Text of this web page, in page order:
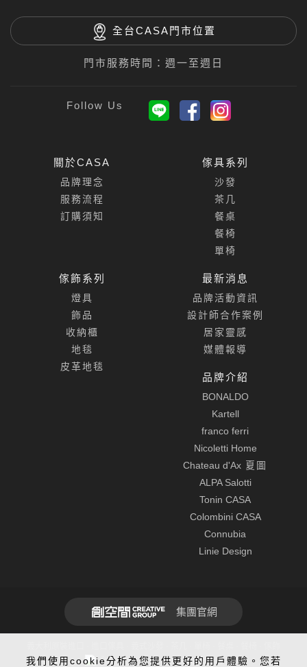
我們使用cookie分析為您提供更好的用戶體驗。您若
全台CASA門市位置
門市服務時間：週一至週日
關於CASA
品牌理念
服務流程
訂購須知
傢具系列
沙發
茶几
餐桌
餐椅
單椅
傢飾系列
燈具
飾品
收納櫃
地毯
皮革地毯
最新消息
品牌活動資訊
設計師合作案例
居家靈感
媒體報導
品牌介紹
BONALDO
Kartell
franco ferri
Nicoletti Home
Chateau d'Ax 夏圖
ALPA Salotti
Tonin CASA
Colombini CASA
Connubia
Linie Design
集團官網
全球先進SSL 256bit傳輸加密機制